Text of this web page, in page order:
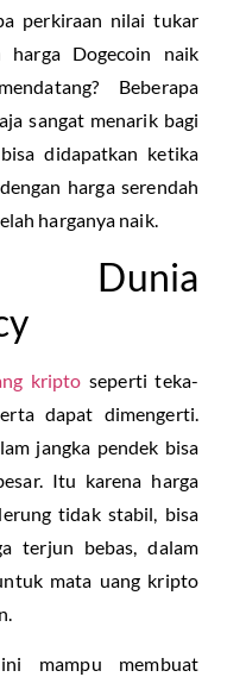
perkiraan nilai tukar
harga Dogecoin naik
Beberapa
sangat menarik bagi
didapatkan ketika
harga serendah
harganya naik.
Dunia
kripto seperti teka-
dapat dimengerti.
jangka pendek bisa
Itu karena harga
tidak stabil, bisa
terjun bebas, dalam
mata uang kripto
mampu membuat